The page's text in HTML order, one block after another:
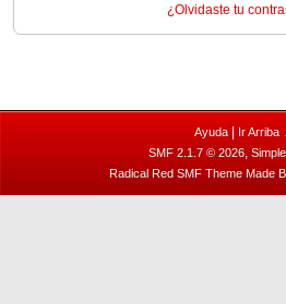
¿Olvidaste tu
Ayuda
Ir Arriba
SMF 2.1.7 © 2026,
Radical Red SMF Theme Made